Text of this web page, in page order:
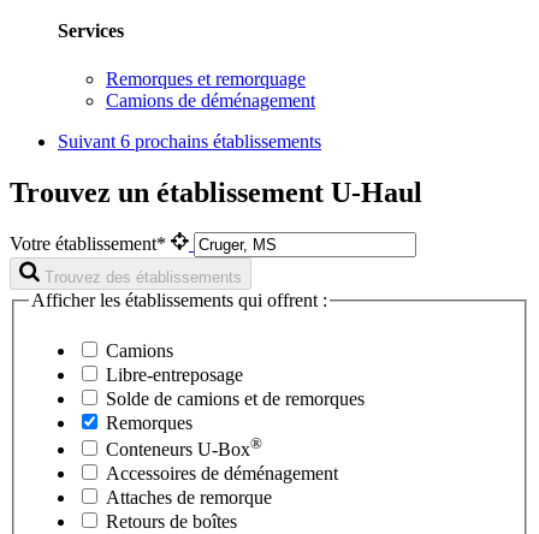
Services
Remorques et remorquage
Camions de déménagement
Suivant 6 prochains établissements
Trouvez un établissement U-Haul
Votre établissement*
Trouvez des établissements
Afficher les établissements qui offrent :
Camions
Libre-entreposage
Solde de camions et de remorques
Remorques
Conteneurs U-Box®
Accessoires de déménagement
Attaches de remorque
Retours de boîtes